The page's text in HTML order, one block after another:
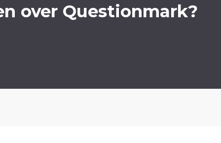
over Questionmark?